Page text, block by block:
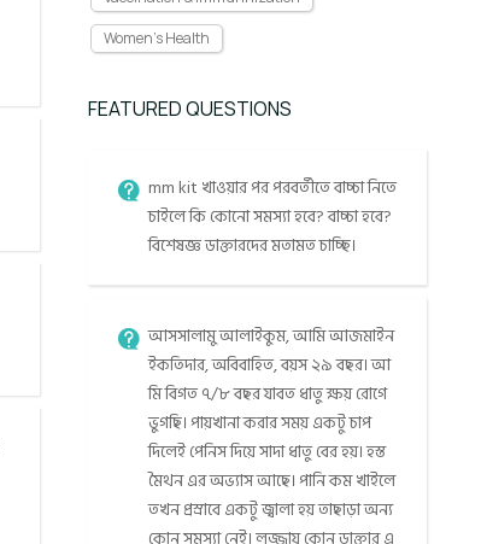
Women's Health
FEATURED QUESTIONS
mm kit খাওয়ার পর পরবর্তীতে বাচ্চা নিতে
চাইলে কি কোনো সমস্যা হবে? বাচ্চা হবে?
বিশেষজ্ঞ ডাক্তারদের মতামত চাচ্ছি।
আসসালামু আলাইকুম, আমি আজমাইন
ইকতিদার, অবিবাহিত, বয়স ২৯ বছর। আ
মি বিগত ৭/৮ বছর যাবত ধাতু ক্ষয় রোগে
ভুগছি। পায়খানা করার সময় একটু চাপ
দিলেই পেনিস দিয়ে সাদা ধাতু বের হয়। হস্ত
মৈথন এর অভ্যাস আছে। পানি কম খাইলে
তখন প্রস্রাবে একটু জ্বালা হয় তাছাড়া অন্য